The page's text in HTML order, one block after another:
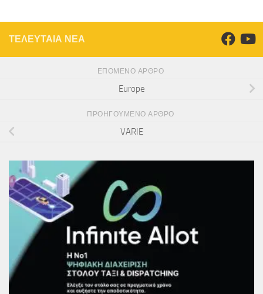
ΤΕΛΕΥΤΑΙΑ ΝΕΑ
ΕΠΌΜΕΝΟ ΆΡΘΡΟ
Europe
ΠΡΟΗΓΟΎΜΕΝΟ ΆΡΘΡΟ
VARIE